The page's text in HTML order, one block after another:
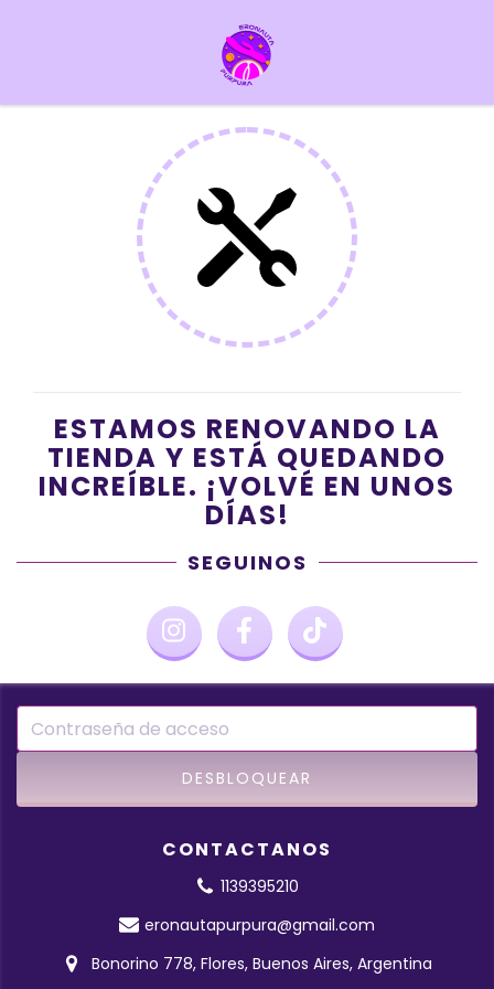
ESTAMOS RENOVANDO LA
TIENDA Y ESTÁ QUEDANDO
INCREÍBLE. ¡VOLVÉ EN UNOS
DÍAS!
SEGUINOS
CONTACTANOS
1139395210
eronautapurpura@gmail.com
Bonorino 778, Flores, Buenos Aires, Argentina